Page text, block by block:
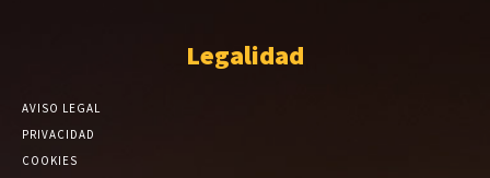
Legalidad
AVISO LEGAL
PRIVACIDAD
COOKIES